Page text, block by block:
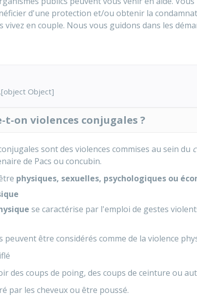
d'une protection et/ou obtenir la
vivez en couple. Nous vous guidons dans les
Object]
t-on violences conjugales ?
sont des violences commises au sein du
de Pacs ou concubin.
physiques, sexuelles, psychologiques ou
se caractérise par l'emploi de gestes
peuvent être considérés comme de la violence
des coups de poing, des coups de ceinture ou
par les cheveux ou être poussé.